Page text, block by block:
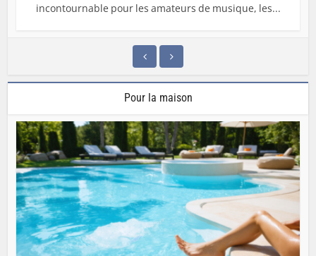
incontournable pour les amateurs de musique, les...
Pour la maison